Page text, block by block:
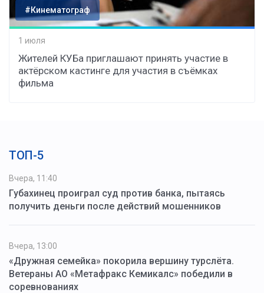
#Кинематограф
1 июля
Жителей КУБа приглашают принять участие в
актёрском кастинге для участия в съёмках
фильма
ТОП-5
Вчера, 11:40
Губахинец проиграл суд против банка, пытаясь
получить деньги после действий мошенников
Вчера, 13:00
«Дружная семейка» покорила вершину турслёта.
Ветераны АО «Метафракс Кемикалс» победили в
соревнованиях